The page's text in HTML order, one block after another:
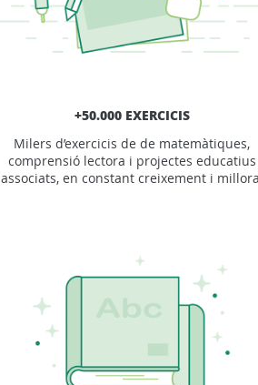
+50.000 EXERCICIS
Milers d’exercicis de de matemàtiques,
comprensió lectora i projectes educatius
associats, en constant creixement i